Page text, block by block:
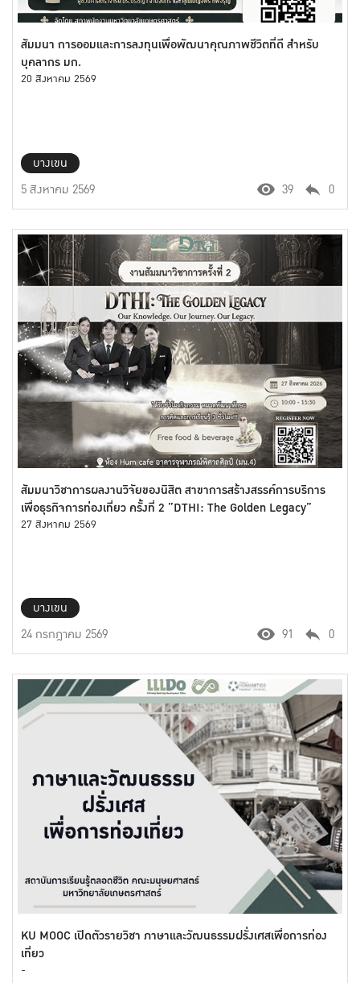
สัมมนา การออมและการลงทุนเพื่อพัฒนาคุณภาพชีวิตที่ดี สำหรับ
บุคลากร มก.
20 สิงหาคม 2569
บางเขน
5 สิงหาคม 2569
39 0
สัมมนาวิชาการผลงานวิจัยของนิสิต สาขาการสร้างสรรค์การบริการ
เพื่อธุรกิจการท่องเที่ยว ครั้งที่ 2 ”DTHI: The Golden Legacy”
27 สิงหาคม 2569
บางเขน
24 กรกฎาคม 2569
91 0
KU MOOC เปิดตัวรายวิชา ภาษาและวัฒนธรรมฝรั่งเศสเพื่อการท่อง
เที่ยว
-